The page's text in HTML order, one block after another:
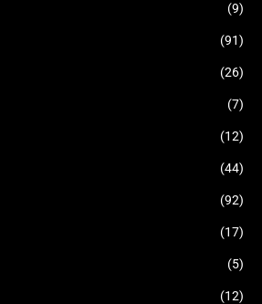
(9)
(91)
(26)
(7)
(12)
(44)
(92)
(17)
(5)
(12)